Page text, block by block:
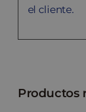
el cliente.
Productos